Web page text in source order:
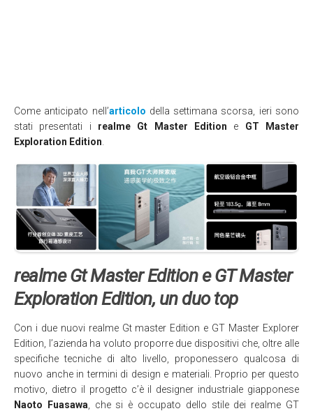
Come anticipato nell’articolo della settimana scorsa, ieri sono
stati presentati i realme Gt Master Edition e GT Master
Exploration Edition
realme Gt Master Edition e GT Master
Exploration Edition, un duo top
Con i due nuovi realme Gt master Edition e GT Master Explorer
Edition, l’azienda ha voluto proporre due dispositivi che, oltre alle
specifiche tecniche di alto livello, proponessero qualcosa di
nuovo anche in termini di design e materiali. Proprio per questo
motivo, dietro il progetto c’è il designer industriale giapponese
Naoto Fuasawa , che si è occupato dello stile dei realme GT